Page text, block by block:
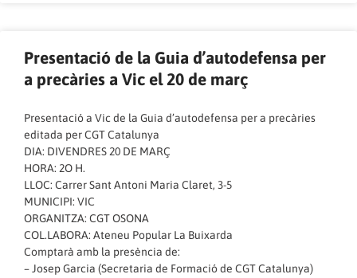
Presentació de la Guia d’autodefensa per
a precàries a Vic el 20 de març
Presentació a Vic de la Guia d’autodefensa per a precàries
editada per CGT Catalunya
DIA: DIVENDRES 20 DE MARÇ
HORA: 2O H.
LLOC: Carrer Sant Antoni Maria Claret, 3-5
MUNICIPI: VIC
ORGANITZA: CGT OSONA
COL.LABORA: Ateneu Popular La Buixarda
Comptarà amb la presència de:
– Josep Garcia (Secretaria de Formació de CGT Catalunya)